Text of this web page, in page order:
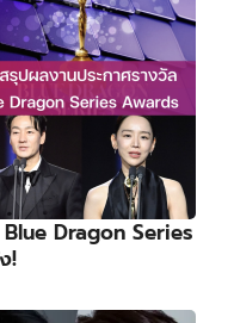
Dragon Series
!